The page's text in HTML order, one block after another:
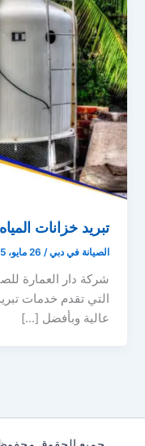
تبريد خزانات
الصيانة في دبي/ 26 مايو، 2025
شركة دار العمارة
التي تقدم خدمات
عالية وبأفضل […]